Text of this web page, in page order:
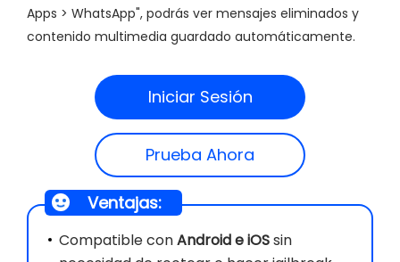
Apps > WhatsApp", podrás ver mensajes eliminados y
contenido multimedia guardado automáticamente.
Iniciar Sesión
Prueba Ahora
Ventajas:
Compatible conAndroid e iOSsin